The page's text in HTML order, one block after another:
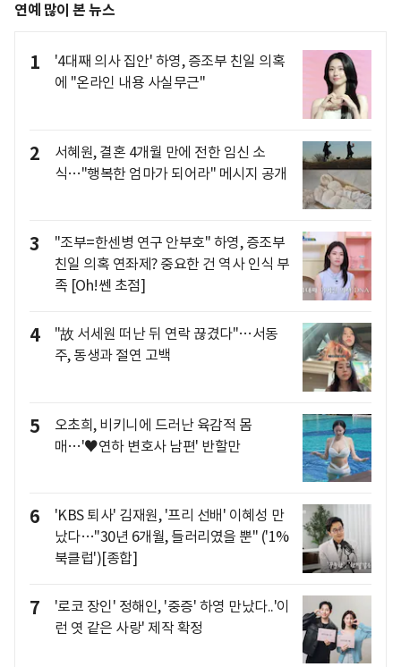
연예 많이 본 뉴스
1
'4대째 의사 집안' 하영, 증조부 친일 의혹
에 "온라인 내용 사실무근"
2
서혜원, 결혼 4개월 만에 전한 임신 소
식…"행복한 엄마가 되어라" 메시지 공개
3
"조부=한센병 연구 안부호" 하영, 증조부
친일 의혹 연좌제? 중요한 건 역사 인식 부
족 [Oh!쎈 초점]
4
"故 서세원 떠난 뒤 연락 끊겼다"…서동
주, 동생과 절연 고백
5
오초희, 비키니에 드러난 육감적 몸
매…'♥연하 변호사 남편' 반할만
6
'KBS 퇴사' 김재원, '프리 선배' 이혜성 만
났다…"30년 6개월, 들러리였을 뿐" ('1%
북클럽')[종합]
7
'로코 장인' 정해인, '중증' 하영 만났다..'이
런 엿 같은 사랑' 제작 확정